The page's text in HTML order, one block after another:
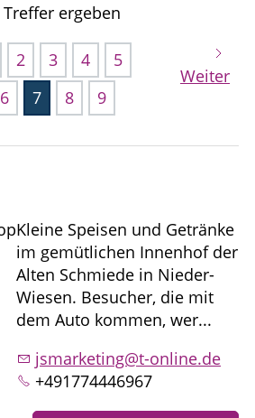
Treffer ergeben
Weiter
2 3 4
5
6
7 8 9
Kleine Speisen und Getränke
im gemütlichen Innenhof der
Alten Schmiede in Nieder-
Wiesen. Besucher, die mit
dem Auto kommen, wer...
jsmarketing@t-online.de
+491774446967